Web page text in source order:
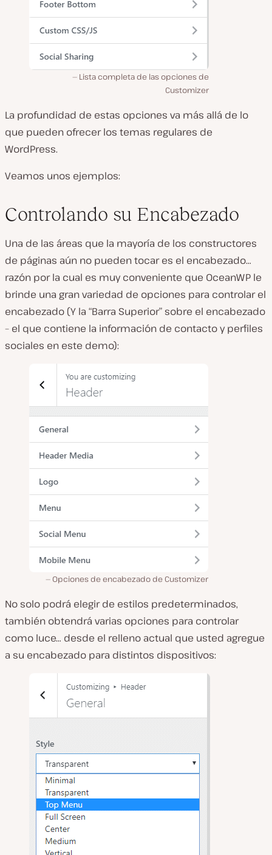
Lista completa de las opciones de
Customizer
La profundidad de estas opciones va más allá de lo
que pueden ofrecer los temas regulares de
WordPress.
Veamos unos ejemplos:
Controlando su Encabezado
Una de las áreas que la mayoría de los constructores
de páginas aún no pueden tocar es el encabezado…
razón por la cual es muy conveniente que OceanWP le
brinde una gran variedad de opciones para controlar el
encabezado (Y la “Barra Superior” sobre el encabezado
– el que contiene la información de contacto y perfiles
sociales en este demo):
Opciones de encabezado de Customizer
No solo podrá elegir de estilos predeterminados,
también obtendrá varias opciones para controlar
como luce… desde el relleno actual que usted agregue
a su encabezado para distintos dispositivos: